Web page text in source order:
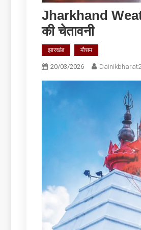
Jharkhand
की चेतावनी
झारखंड मौसम
20/03/2026